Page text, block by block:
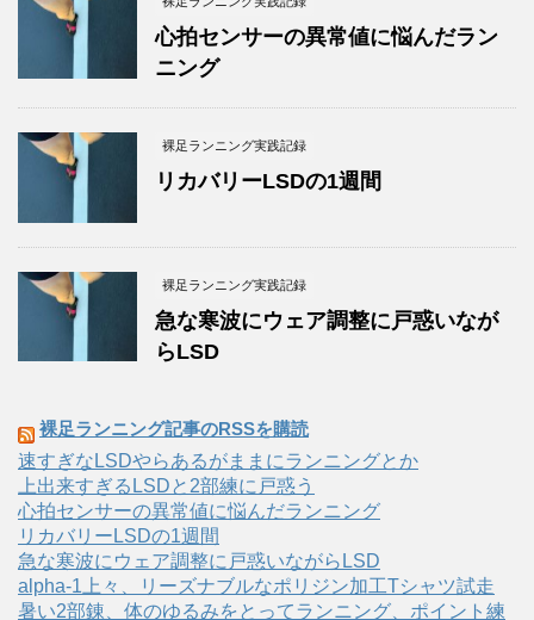
心拍センサーの異常値に悩んだラン
ニング
裸足ランニング実践記録
リカバリーLSDの1週間
裸足ランニング実践記録
急な寒波にウェア調整に戸惑いなが
らLSD
裸足ランニング記事のRSSを購読
速すぎなLSDやらあるがままにランニングとか
上出来すぎるLSDと2部練に戸惑う
心拍センサーの異常値に悩んだランニング
リカバリーLSDの1週間
急な寒波にウェア調整に戸惑いながらLSD
alpha-1上々、リーズナブルなポリジン加工Tシャツ試走
暑い2部錬、体のゆるみをとってランニング、ポイント練